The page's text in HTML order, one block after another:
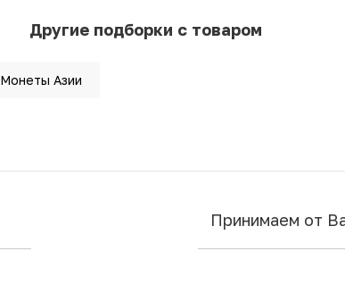
Другие подборки с товаром
Монеты Азии
Принимаем от